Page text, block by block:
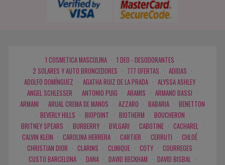
1 COSMETICA MASCULINA · 1 DEO - DESODORANTES ·
2 SOLARES Y AUTO BRONCEDORES · 777 OFERTAS · ADIDAS ·
ADOLFO DOMÍNGUEZ · AGATHA RUIZ DE LA PRADA · ALYSSA ASHLEY ·
ANGEL SCHLESSER · ANTONIO PUIG · ARAMIS · ARMAND BASSI ·
ARMANI · ARUAL CREMA DE MANOS · AZZARO · BABARIA · BENETTON
· BEVERLY HILLS · BIOPOINT · BIOTHERM · BOUCHERON ·
BRITNEY SPEARS · BURBERRY · BVLGARI · CABOTINE · CACHAREL ·
CALVIN KLEIN · CAROLINA HERRERA · CARTIER · CERRUTI · CHLOÉ ·
CHRISTIAN DIOR · CLARINS · CLINIQUE · COTY · COURREGES ·
CUSTO BARCELONA · DANA · DAVID BECKHAM · DAVID BISBAL ·